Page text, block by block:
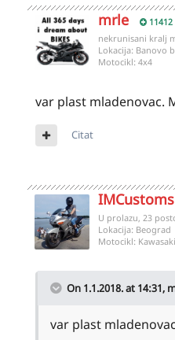
mrle 11412
nekrunisani kralj
Lokacija: Banovo
Motocikl: 4x4
var plast mladenovac.
Citat
IMCustoms
U prolazu, 23
Lokacija: Beograd
Motocikl:
On 1.1.2018. at 14:31,
var plast